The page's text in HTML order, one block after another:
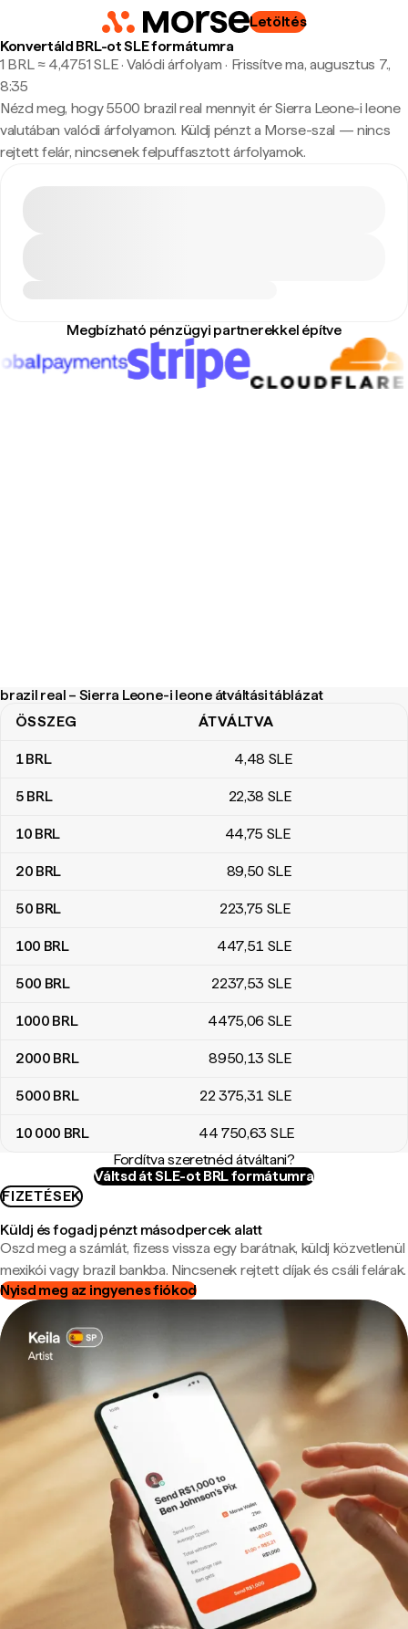
Letöltés
Konvertáld BRL-ot SLE formátumra
1 BRL ≈ 4,4751 SLE · Valódi árfolyam · Frissítve ma, augusztus 7.,
8:35
Nézd meg, hogy 5500 brazil real mennyit ér Sierra Leone-i leone
valutában valódi árfolyamon. Küldj pénzt a Morse-szal — nincs
rejtett felár, nincsenek felpuffasztott árfolyamok.
Megbízható pénzügyi partnerekkel építve
brazil real – Sierra Leone-i leone átváltási táblázat
brazil real – Sierra Leone-i leone átváltási táblázat
ÖSSZEG ÁTVÁLTVA
1BRL 4,48 SLE
5 BRL 22,38 SLE
10 BRL 44,75 SLE
20 BRL 89,50 SLE
50 BRL 223,75 SLE
100 BRL 447,51 SLE
500 BRL 2237,53 SLE
1000 BRL 4475,06 SLE
2000 BRL 8950,13 SLE
5000 BRL 22 375,31 SLE
10 000 BRL 44 750,63 SLE
Fordítva szeretnéd átváltani?
Váltsd át SLE-ot BRL formátumra
FIZETÉSEK
Küldj és fogadj pénzt másodpercek alatt
Oszd meg a számlát, fizess vissza egy barátnak, küldj közvetlenül
mexikói vagy brazil bankba. Nincsenek rejtett díjak és csáli felárak.
Nyisd meg az ingyenes fiókod